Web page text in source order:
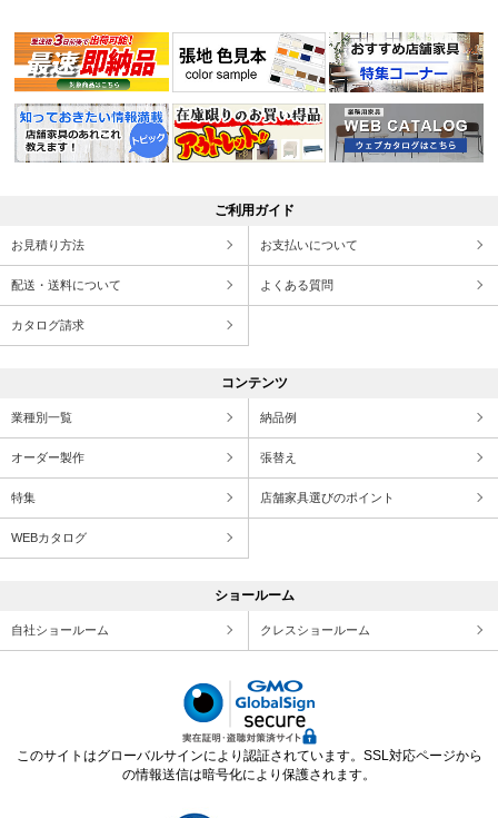
ご利用ガイド
お見積り方法 お支払いについて
配送・送料について よくある質問
カタログ請求
コンテンツ
業種別一覧 納品例
オーダー製作 張替え
特集 店舗家具選びのポイント
WEBカタログ
ショールーム
自社ショールーム クレスショールーム
このサイトはグローバルサインにより認証されています。SSL対応ページから
の情報送信は暗号化により保護されます。